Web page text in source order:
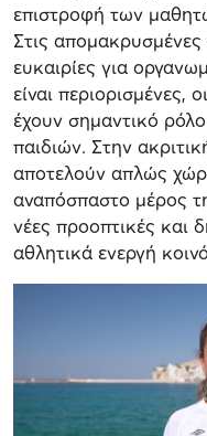
επιστροφή των
Στις
ευκαιρίες για
είναι
έχουν σημαντικό
παιδιών. Στην
αποτελούν απλώς
αναπόσπαστο μέρος
νέες προοπτικές και
αθλητικά ενεργή